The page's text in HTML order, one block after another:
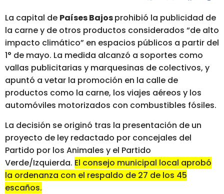
La capital de Países Bajosprohibió la publicidad de
la carne y de otros productos considerados “de alto
impacto climático” en espacios públicos a partir del
1° de mayo. La medida alcanzó a soportes como
vallas publicitarias y marquesinas de colectivos, y
apuntó a vetar la promoción en la calle de
productos como la carne, los viajes aéreos y los
automóviles motorizados con combustibles fósiles.
La decisión se originó tras la presentación de un
proyecto de ley redactado por concejales del
Partido por los Animales y el Partido
Verde/Izquierda. El consejo municipal local aprobó
la ordenanza con el respaldo de 27 de los 45
escaños.